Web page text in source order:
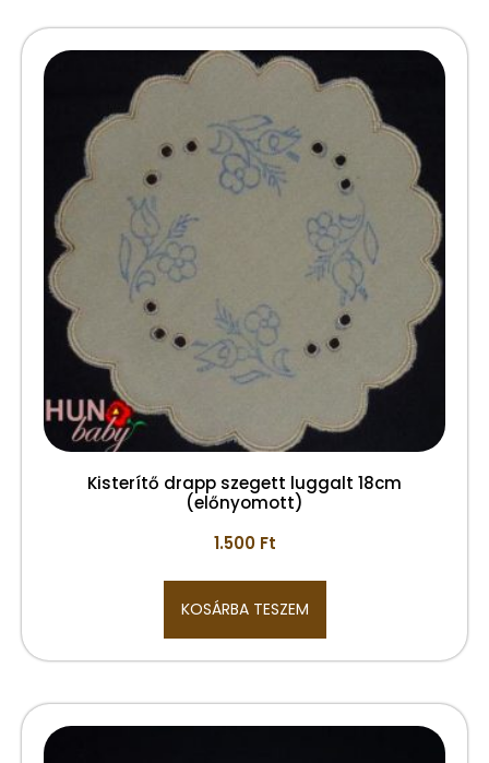
Kisterítő drapp szegett luggalt 18cm
(előnyomott)
1.500 Ft
KOSÁRBA TESZEM